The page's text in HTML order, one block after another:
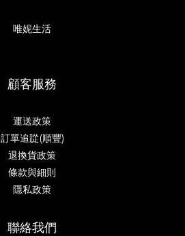
唯妮生活
顧客服務
運送政策
訂單追踨(順豐)
退換貨政策
條款與細則
隱私政策
聯絡我們